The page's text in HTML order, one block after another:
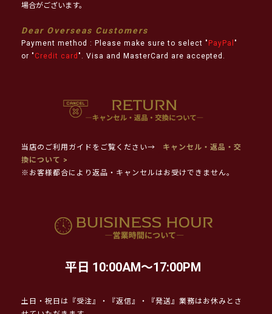
場合がございます。
Dear Overseas Customers
Payment method : Please make sure to select " PayPal "
or " Credit card ". Visa and MasterCard are accepted.
当店のご利用ガイドをご覧ください→
キャンセル・返品・交
換について >
※お客様都合により返品・キャンセルはお受けできません。
平日 10:00AM～17:00PM
土日・祝日は『受注』・『返信』・『発送』業務はお休みとさ